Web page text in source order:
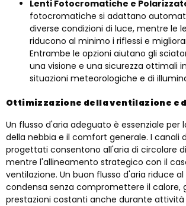
Lenti Fotocromatiche e
fotocromatiche si adattano
diverse condizioni di luce, mentre le
riducono al minimo i riflessi e
Entrambe le opzioni aiutano gli
una visione e una sicurezza ottimali
situazioni meteorologiche e di
Ottimizzazione della ventilazione e
Un flusso d'aria adeguato è essenziale per
della nebbia e il comfort generale. I canali
progettati consentono all'aria di circolare
mentre l'allineamento strategico con il
ventilazione. Un buon flusso d'aria riduce
condensa senza compromettere il calore,
prestazioni costanti anche durante attività